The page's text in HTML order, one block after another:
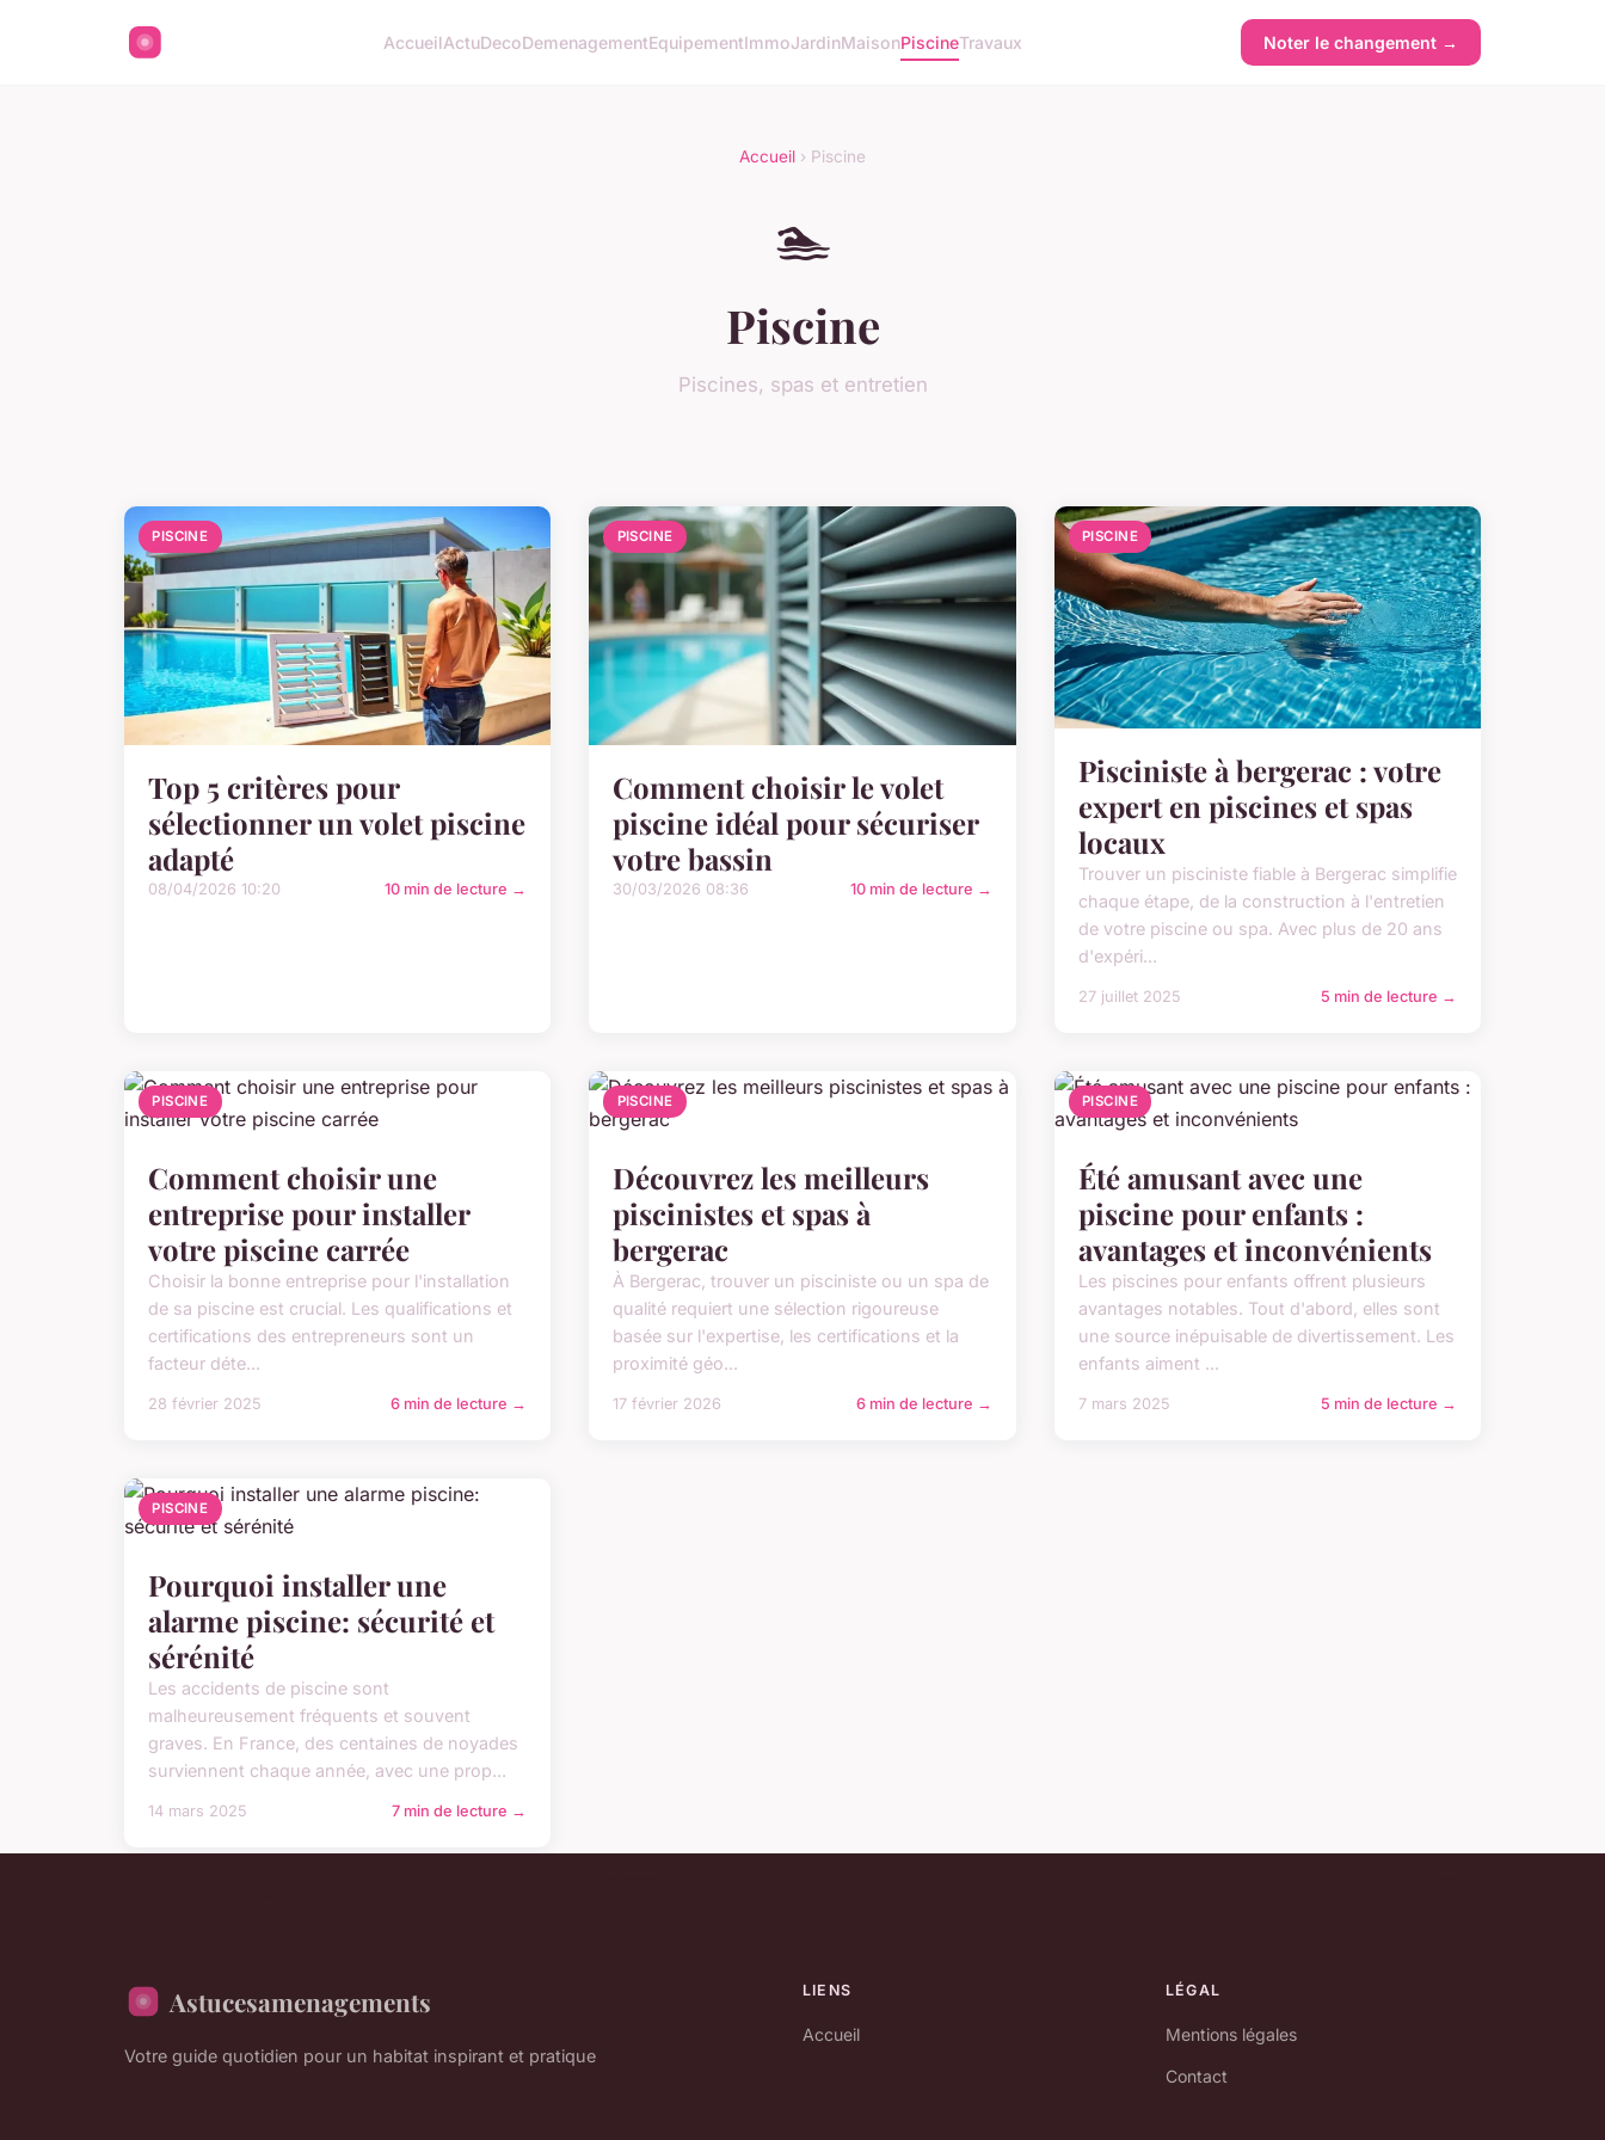
AccueilActuDecoDemenagementEquipementImmoJardinMaisonPiscineTravaux Noter le changement →
Accueil › Piscine
🏊
Piscine
Piscines, spas et entretien
PISCINE
Top 5 critères pour
sélectionner un volet piscine
adapté
08/04/2026 10:20 10 min de lecture →
PISCINE
Comment choisir le volet
piscine idéal pour sécuriser
votre bassin
30/03/2026 08:36 10 min de lecture →
PISCINE
Pisciniste à bergerac : votre
expert en piscines et spas
locaux
Trouver un pisciniste fiable à Bergerac simplifie
chaque étape, de la construction à l'entretien
de votre piscine ou spa. Avec plus de 20 ans
d'expéri...
27 juillet 2025 5 min de lecture →
PISCINE
Comment choisir une
entreprise pour installer
votre piscine carrée
Choisir la bonne entreprise pour l'installation
de sa piscine est crucial. Les qualifications et
certifications des entrepreneurs sont un
facteur déte...
28 février 2025 6 min de lecture →
PISCINE
Découvrez les meilleurs
piscinistes et spas à
bergerac
À Bergerac, trouver un pisciniste ou un spa de
qualité requiert une sélection rigoureuse
basée sur l'expertise, les certifications et la
proximité géo...
17 février 2026 6 min de lecture →
PISCINE
Été amusant avec une
piscine pour enfants :
avantages et inconvénients
Les piscines pour enfants offrent plusieurs
avantages notables. Tout d'abord, elles sont
une source inépuisable de divertissement. Les
enfants aiment ...
7 mars 2025 5 min de lecture →
PISCINE
Pourquoi installer une
alarme piscine: sécurité et
sérénité
Les accidents de piscine sont
malheureusement fréquents et souvent
graves. En France, des centaines de noyades
surviennent chaque année, avec une prop...
14 mars 2025 7 min de lecture →
Astucesamenagements
Votre guide quotidien pour un habitat inspirant et pratique
LIENS
Accueil
LÉGAL
Mentions légales
Contact